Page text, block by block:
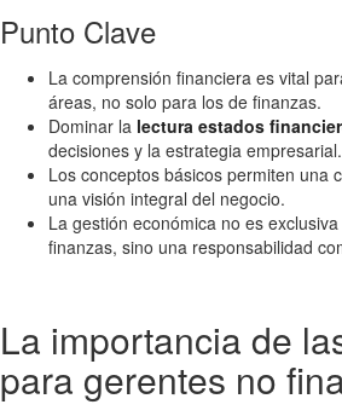
Punto Clave
La comprensión financiera es vital
áreas, no solo para los de finanzas.
Dominar la lectura estados
decisiones y la estrategia empresarial.
Los conceptos básicos permiten una
una visión integral del negocio.
La gestión económica no es
finanzas, sino una responsabilidad
La importancia de
para gerentes no